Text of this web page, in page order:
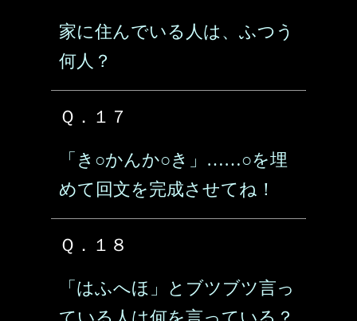
家に住んでいる人は、ふつう
何人？
Ｑ．１７
「き○かんか○き」……○を埋
めて回文を完成させてね！
Ｑ．１８
「はふへほ」とブツブツ言っ